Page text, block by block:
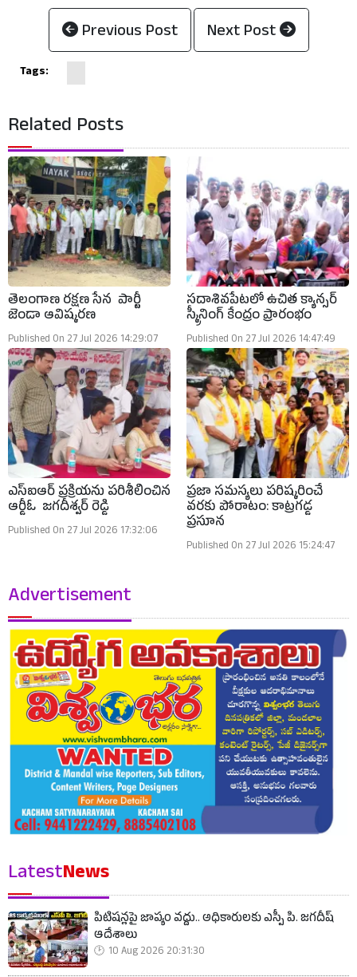
Previous Post Next Post
Tags:
Related Posts
తెలంగాణ రక్షణ సేన పార్టీ
జెండా ఆవిష్కరణ
Published On 27 Jul 2026 14:29:07
సదాశివపేటలో ఉచిత క్యాన్సర్
స్క్రీనింగ్ కేంద్రం ప్రారంభం
Published On 27 Jul 2026 14:47:49
ఎస్‌ఐఆర్ ప్రక్రియను పరిశీలించిన
ఆర్డీఓ జగదీశ్వర్ రెడ్డి
Published On 27 Jul 2026 17:32:06
ప్రజా సమస్యలు పరిష్కరించే
వరకు పోరాటం: కాట్రగడ్డ
ప్రసూన
Published On 27 Jul 2026 15:24:47
Advertisement
LatestNews
పిటిషన్లపై జాప్యం వద్దు.. అధికారులకు ఎస్పీ పి. జగదీష్
ఆదేశాలు
10 Aug 2026 20:31:30